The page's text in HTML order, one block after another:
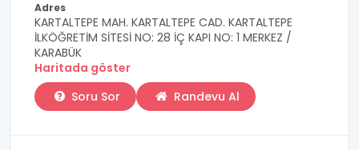
Adres
KARTALTEPE MAH. KARTALTEPE CAD. KARTALTEPE
İLKÖĞRETİM SİTESİ NO: 28 İÇ KAPI NO: 1 MERKEZ /
KARABÜK
Haritada göster
Soru Sor
Randevu Al